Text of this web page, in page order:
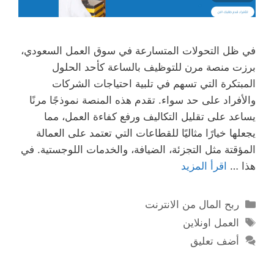
في ظل التحولات المتسارعة في سوق العمل السعودي،
برزت منصة مرن للتوظيف بالساعة كأحد الحلول
المبتكرة التي تسهم في تلبية احتياجات الشركات
والأفراد على حد سواء. تقدم هذه المنصة نموذجًا مرنًا
يساعد على تقليل التكاليف ورفع كفاءة العمل، مما
يجعلها خيارًا مثاليًا للقطاعات التي تعتمد على العمالة
المؤقتة مثل التجزئة، الضيافة، والخدمات اللوجستية. في
هذا … اقرأ المزيد
التصنيفات
ربح المال من الانترنت
الوسوم
العمل اونلاين
أضف تعليق